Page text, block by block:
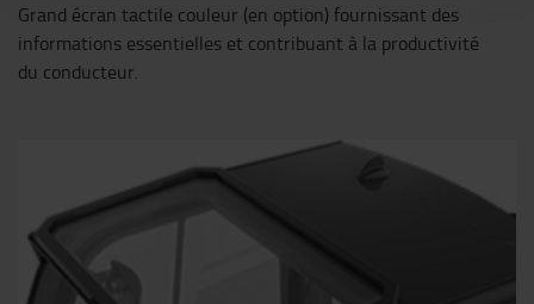
Grand écran tactile couleur (en option) fournissant des
informations essentielles et contribuant à la productivité
du conducteur.